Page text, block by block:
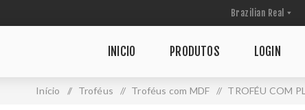
INICIO PRODUTOS LOGIN
Início / Troféus / Troféus com MDF / TROFÉU COM